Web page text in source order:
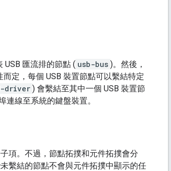
USB 匯流排的節點 ( usb-bus )。然後，
定，每個 USB 裝置節點可以繫結特定
driver ) 會繫結至其中一個 USB 裝置節
連線至系統的鍵盤裝置。
項。不過，節點拓撲和元件拓撲會分
繫結的節點不會與元件拓撲中顯示的任